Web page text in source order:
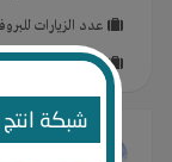
شبكة انتج
عدد الزيارات
درجة البروفايل : %
إبراهيم